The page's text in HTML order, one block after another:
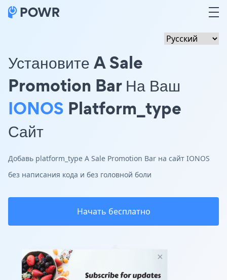
Установите A Sale
Promotion Bar На Ваш
IONOS Platform_type
Сайт
Добавь platform_type A Sale Promotion Bar на сайт IONOS
без написания кода и без головной боли
Начать бесплатно